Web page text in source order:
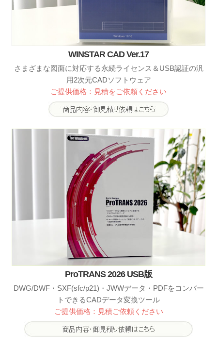
WINSTAR CAD Ver.17
さまざまな図面に対応する永続ライセンス＆USB認証の汎
用2次元CADソフトウェア
ご提供価格：見積をご依頼ください
ProTRANS 2026 USB版
DWG/DWF・SXF(sfc/p21)・JWWデータ・PDFをコンバー
トできるCADデータ変換ツール
ご提供価格：見積ご依頼ください